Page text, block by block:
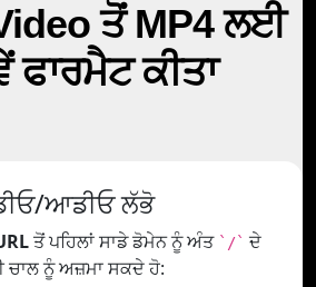
ਤੋਂ MP4 ਲਈ
ਫਾਰਮੈਟ ਕੀਤਾ
ਆਡੀਓ ਲੱਭੋ
ਤੋਂ ਪਹਿਲਾਂ ਸਾਡੇ ਡੋਮੇਨ ਨੂੰ ਅੰਤ `/` ਦੇ
ਚਾਲ ਨੂੰ ਅਜ਼ਮਾ ਸਕਦੇ ਹੋ: